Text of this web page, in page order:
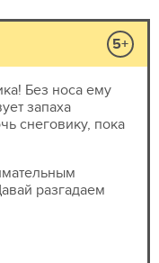
5+
Без носа ему
запаха
снеговику, пока
разгадаем